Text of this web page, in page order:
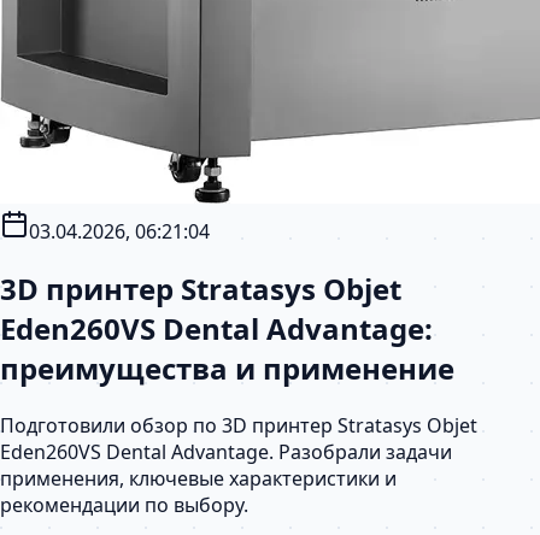
03.04.2026, 06:21:04
3D принтер Stratasys Objet
Eden260VS Dental Advantage:
преимущества и применение
Подготовили обзор по 3D принтер Stratasys Objet
Eden260VS Dental Advantage. Разобрали задачи
применения, ключевые характеристики и
рекомендации по выбору.